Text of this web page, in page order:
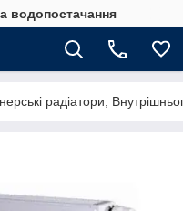
водопостачання
радіатори,